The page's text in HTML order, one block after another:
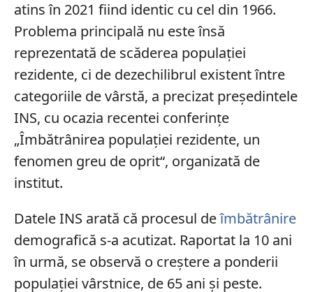
atins în 2021 fiind identic cu cel din 1966.
Problema principală nu este însă
reprezentată de scăderea populației
rezidente, ci de dezechilibrul existent între
categoriile de vârstă, a precizat preşedintele
INS, cu ocazia recentei conferințe
„Îmbătrânirea populației rezidente, un
fenomen greu de oprit“, organizată de
institut.
Datele INS arată că procesul deîmbătrânire
demografică s-a acutizat. Raportat la 10 ani
în urmă, se observă o creştere a ponderii
populației vârstnice, de 65 ani și peste.